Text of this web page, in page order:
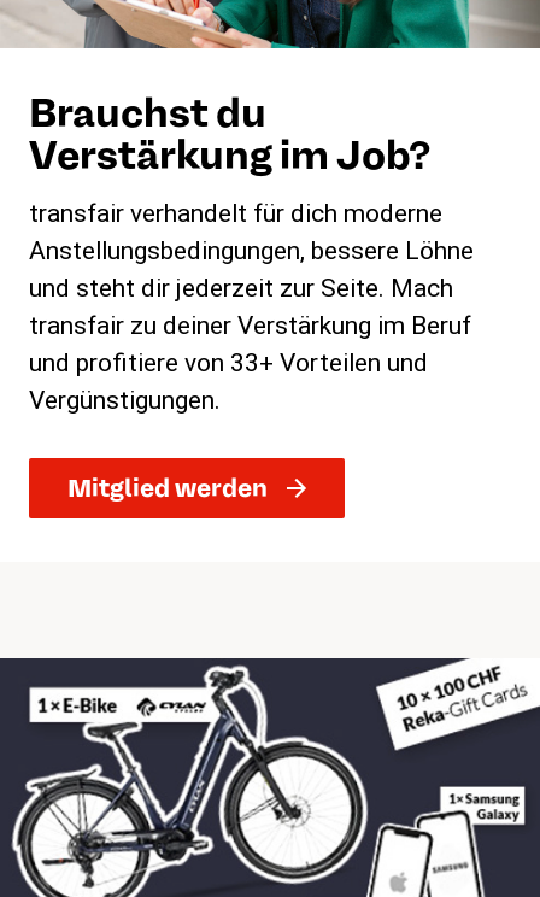
Brauchst du
Verstärkung im Job?
transfair verhandelt für dich moderne
Anstellungsbedingungen, bessere Löhne
und steht dir jederzeit zur Seite. Mach
transfair zu deiner Verstärkung im Beruf
und profitiere von 33+ Vorteilen und
Vergünstigungen.
Mitglied werden